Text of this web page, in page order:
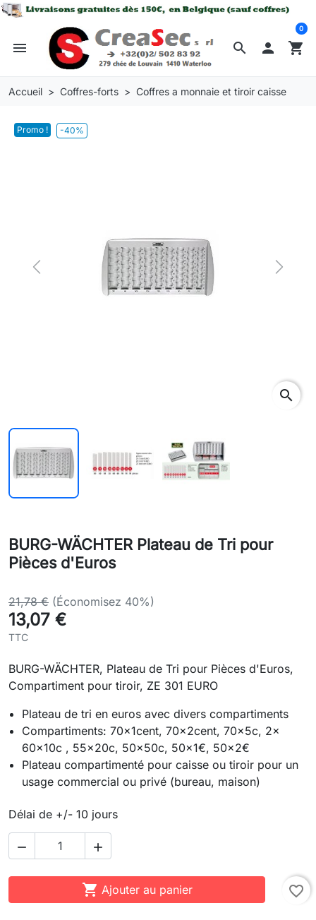
search
menu  shopping_cart
0
Accueil Coffres-forts Coffres a monnaie et tiroir caisse
Promo ! -40%
Previous Next
search
BURG-WÄCHTER Plateau de Tri pour
Pièces d'Euros
21,78 € (Économisez 40%)
13,07 €
TTC
BURG-WÄCHTER, Plateau de Tri pour Pièces d'Euros,
Compartiment pour tiroir, ZE 301 EURO
Plateau de tri en euros avec divers compartiments
Compartiments: 70x1cent, 70x2cent, 70x5c, 2x
60x10c , 55x20c, 50x50c, 50x1€, 50x2€
Plateau compartimenté pour caisse ou tiroir pour un
usage commercial ou privé (bureau, maison)
Délai de +/- 10 jours
 
 Ajouter au panier favorite_border